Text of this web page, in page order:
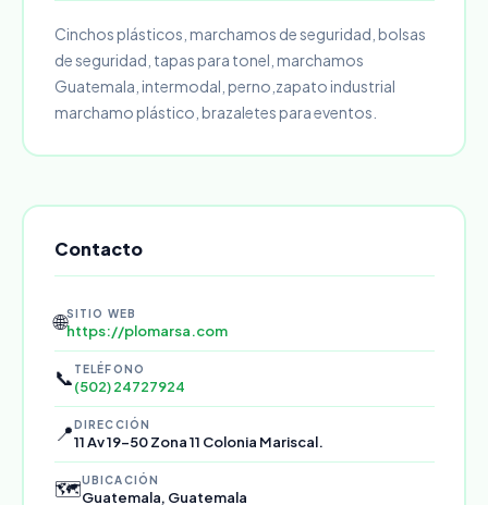
Cinchos plásticos, marchamos de seguridad, bolsas
de seguridad, tapas para tonel, marchamos
Guatemala, intermodal, perno,zapato industrial
marchamo plástico, brazaletes para eventos.
Contacto
🌐SITIO WEB
https://plomarsa.com
📞 TELÉFONO
(502) 24727924
📍DIRECCIÓN
11 Av 19-50 Zona 11 Colonia Mariscal.
🗺️UBICACIÓN
Guatemala, Guatemala